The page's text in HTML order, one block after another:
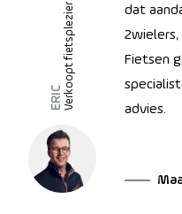
ERICVerkoopt fietsplezier
dat
2wielers,
Fietsen
advies.